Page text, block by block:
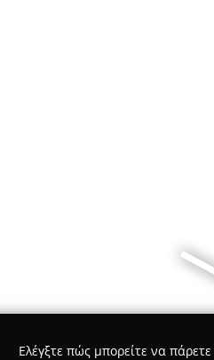
Ελέγξτε πώς μπορείτε να